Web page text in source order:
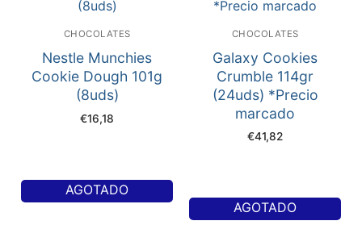
CHOCOLATES
Nestle Munchies
Cookie Dough 101g
(8uds)
€16,18
AGOTADO
CHOCOLATES
Galaxy Cookies
Crumble 114gr
(24uds) *Precio
marcado
€41,82
AGOTADO